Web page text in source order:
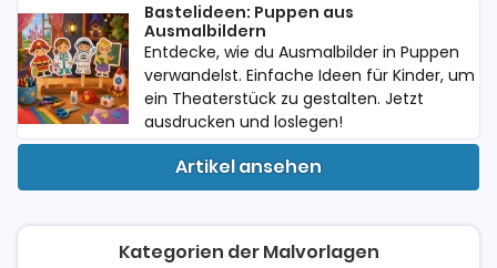
Bastelideen: Puppen aus
Ausmalbildern
Entdecke, wie du Ausmalbilder in Puppen
verwandelst. Einfache Ideen für Kinder, um
ein Theaterstück zu gestalten. Jetzt
ausdrucken und loslegen!
Artikel ansehen
Kategorien der Malvorlagen